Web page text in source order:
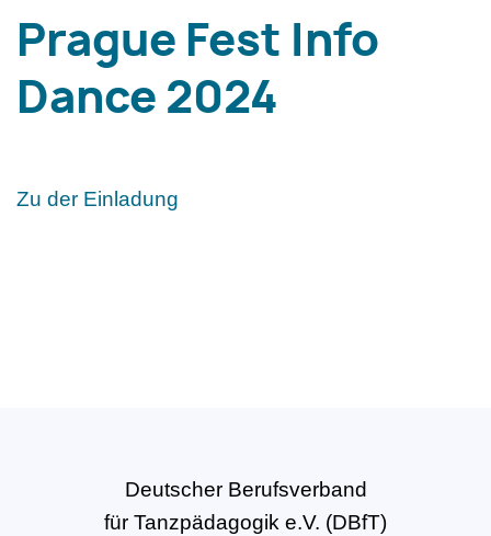
Prague Fest Info
Dance 2024
Zu der Einladung
Deutscher Berufsverband
für Tanzpädagogik e.V. (DBfT)